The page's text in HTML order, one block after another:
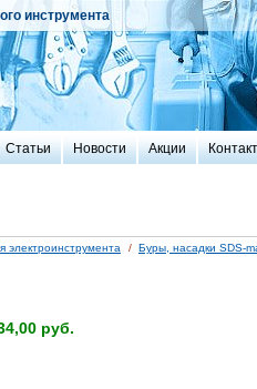
инструмента
Статьи Новости Акции
/ Буры, насадки SDS-
руб.